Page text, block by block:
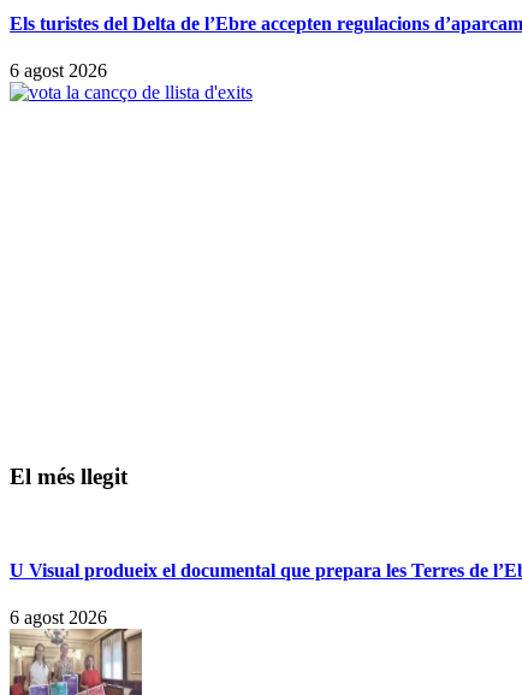
Els turistes del Delta de l’Ebre accepten regulacions
6 agost 2026
El més llegit
U Visual produeix el documental que prepara les Terres de
6 agost 2026